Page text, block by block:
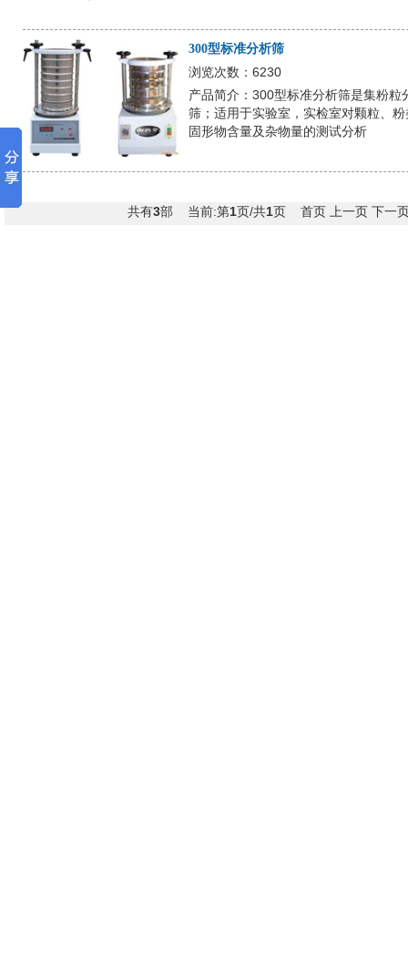
300型标准分析筛
浏览次数：6230
产品简介：300型标准分析筛是集粉
筛；适用于实验室，实检室对颗粒、
固形物含量及杂物量的测试分析
共有3部 当前:第1页/共1页 首页 上一页 下一